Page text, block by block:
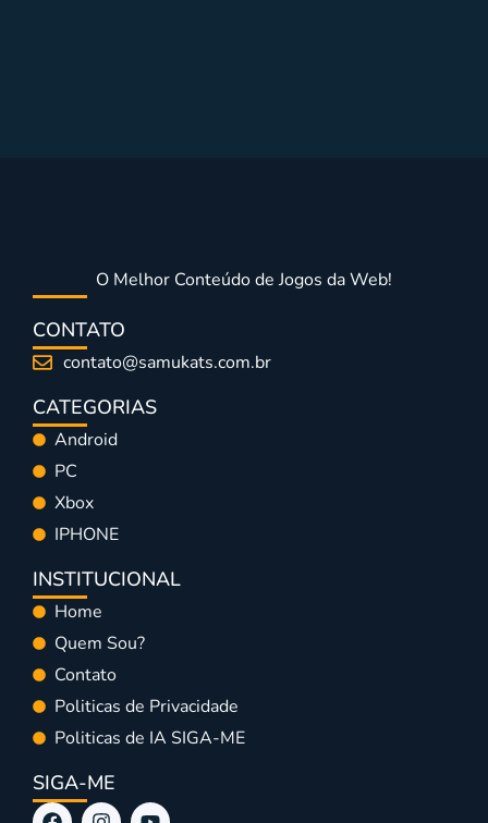
O Melhor Conteúdo de Jogos da Web!
CONTATO
contato@samukats.com.br
CATEGORIAS
Android
PC
Xbox
IPHONE
INSTITUCIONAL
Home
Quem Sou?
Contato
Politicas de Privacidade
Politicas de IA SIGA-ME
SIGA-ME